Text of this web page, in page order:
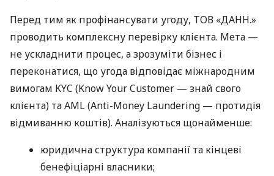
Перед тим як профінансувати угоду, ТОВ «ДАНН.»
проводить комплексну перевірку клієнта. Мета —
не ускладнити процес, а зрозуміти бізнес і
переконатися, що угода відповідає міжнародним
вимогам KYC (Know Your Customer — знай свого
клієнта) та AML (Anti-Money Laundering — протидія
відмиванню коштів). Аналізуються щонайменше:
юридична структура компанії та кінцеві
бенефіціарні власники;